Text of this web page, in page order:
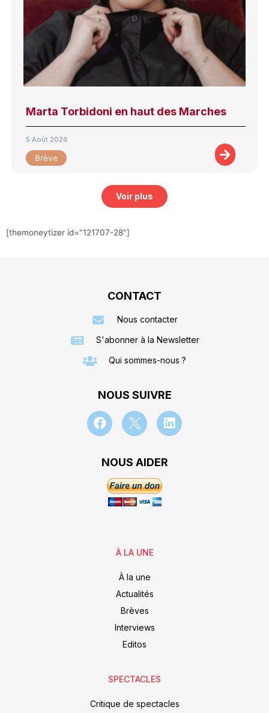
Marta Torbidoni en haut des Marches
5 Août 2026
Brève
Voir plus
[themoneytizer id="121707-28"]
CONTACT
Nous contacter
S'abonner à la Newsletter
Qui sommes-nous ?
NOUS SUIVRE
NOUS AIDER
À LA UNE
À la une
Actualités
Brèves
Interviews
Editos
SPECTACLES
Critique de spectacles